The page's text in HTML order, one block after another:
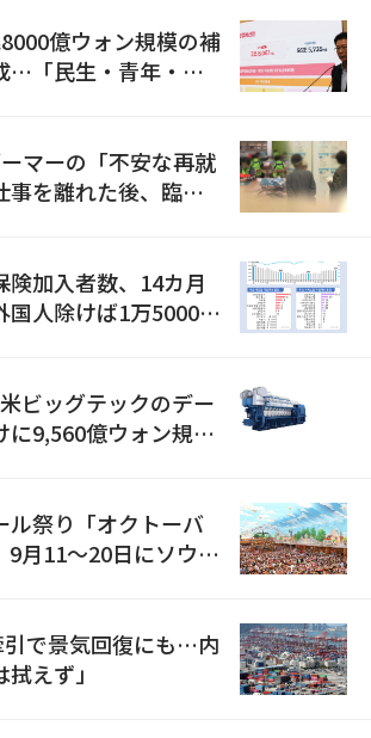
億ウォン規模の補
…「民生・青年・安
マーの「不安な再就
を離れた後、臨時
険加入者数、14カ月
人除けば1万5000人
ビッグテックのデー
に9,560億ウォン規模
ル祭り「オクトーバ
9月11〜20日にソウル
引で景気回復にも…内
えず」